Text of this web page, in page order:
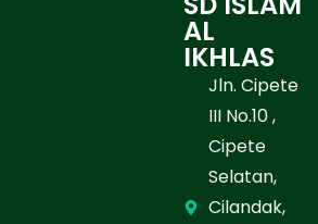
AL
IKHLAS
Jln. Cipete
III No.10 ,
Cipete
Selatan,
Cilandak,